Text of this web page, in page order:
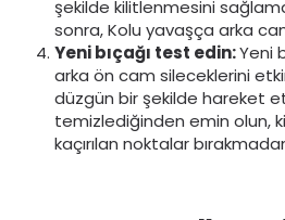
şekilde kilitlenmesini
sonra, Kolu yavaşça arka
Yeni bıçağı test edin:Yeni
arka ön cam sileceklerini
düzgün bir şekilde hareket
temizlediğinden emin olun,
kaçırılan noktalar